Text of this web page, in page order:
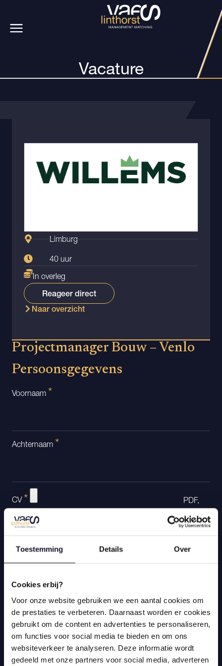
Toestemming Details Over
Cookies erbij?
Voor onze website gebruiken we een aantal cookies om
de prestaties te verbeteren. Daarnaast worden er cookies
gebruikt om de content en advertenties te personaliseren,
om functies voor social media te bieden en om ons
websiteverkeer te analyseren. Deze informatie wordt
gedeeld met onze partners voor social media, adverteren
Vacature
Limburg
40 uur
In overleg
Reageer direct
Naar overzicht
Projectmanager Bouw – Venlo
Persoonsgegevens
Voornaam *
Achternaam *
CV *
PDF,
DOC, DOCX
Contactgegevens
E-mail *